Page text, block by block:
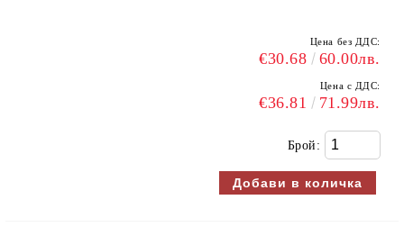
Цена без ДДС:
€30.68 60.00лв.
Цена с ДДС:
€36.81 71.99лв.
Брой: